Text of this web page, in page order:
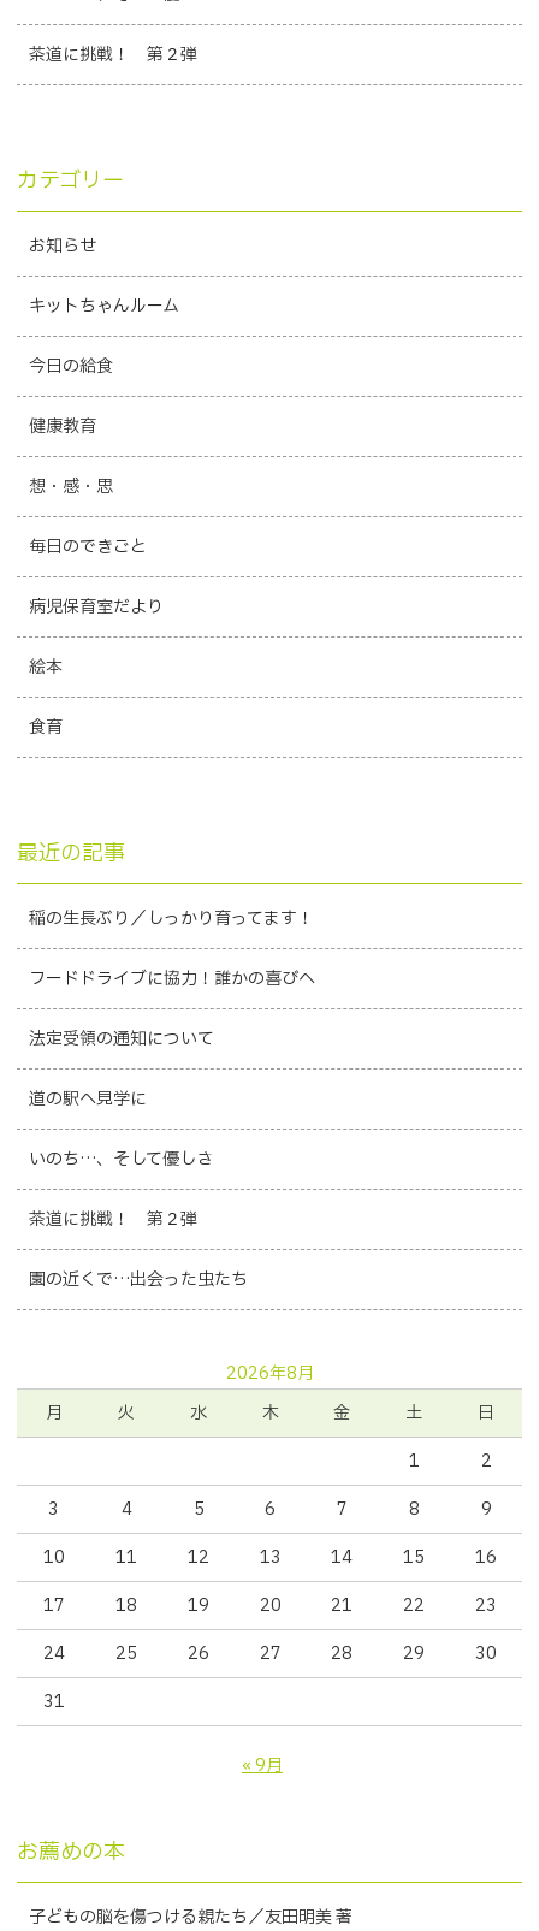
茶道に挑戦！ 第２弾
カテゴリー
お知らせ
キットちゃんルーム
今日の給食
健康教育
想・感・思
毎日のできごと
病児保育室だより
絵本
食育
最近の記事
稲の生長ぶり／しっかり育ってます！
フードドライブに協力！誰かの喜びへ
法定受領の通知について
道の駅へ見学に
いのち…、そして優しさ
茶道に挑戦！ 第２弾
園の近くで…出会った虫たち
2026年8月
月
火 水 木 金 土
日
1
2
3
4 5 6 7 8
9
10
11 12 13 14 15
16
17
18 19 20 21 22
23
24
25 26 27 28 29
30
31
« 9月
お薦めの本
子どもの脳を傷つける親たち／友田明美 著